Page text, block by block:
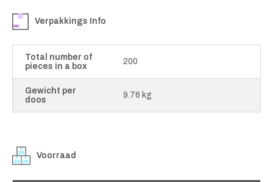
Verpakkings Info
Total number of
pieces in a box
200
Gewicht per
doos
9.76 kg
Voorraad